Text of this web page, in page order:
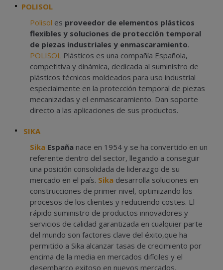
POLISOL
Polisol es proveedor de elementos plásticos
flexibles y soluciones de protección temporal
de piezas industriales y enmascaramiento.
POLISOL Plásticos es una compañía Española,
competitiva y dinámica, dedicada al suministro de
plásticos técnicos moldeados para uso industrial
especialmente en la protección temporal de piezas
mecanizadas y el enmascaramiento. Dan soporte
directo a las aplicaciones de sus productos.
SIKA
Sika España nace en 1954 y se ha convertido en un
referente dentro del sector, llegando a conseguir
una posición consolidada de liderazgo de su
mercado en el país. Sika desarrolla soluciones en
construcciones de primer nivel, optimizando los
procesos de los clientes y reduciendo costes. El
rápido suministro de productos innovadores y
servicios de calidad garantizada en cualquier parte
del mundo son factores clave del éxito,que ha
permitido a Sika alcanzar tasas de crecimiento por
encima de la media en mercados difíciles y el
desembarco exitoso en nuevos mercados.